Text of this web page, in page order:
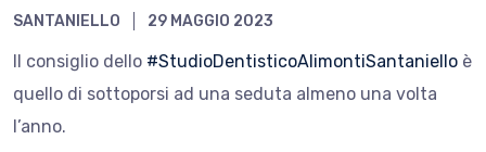
SANTANIELLO
29 MAGGIO 2023
Il consiglio dello #StudioDentisticoAlimontiSantaniello è
quello di sottoporsi ad una seduta almeno una volta
l’anno.